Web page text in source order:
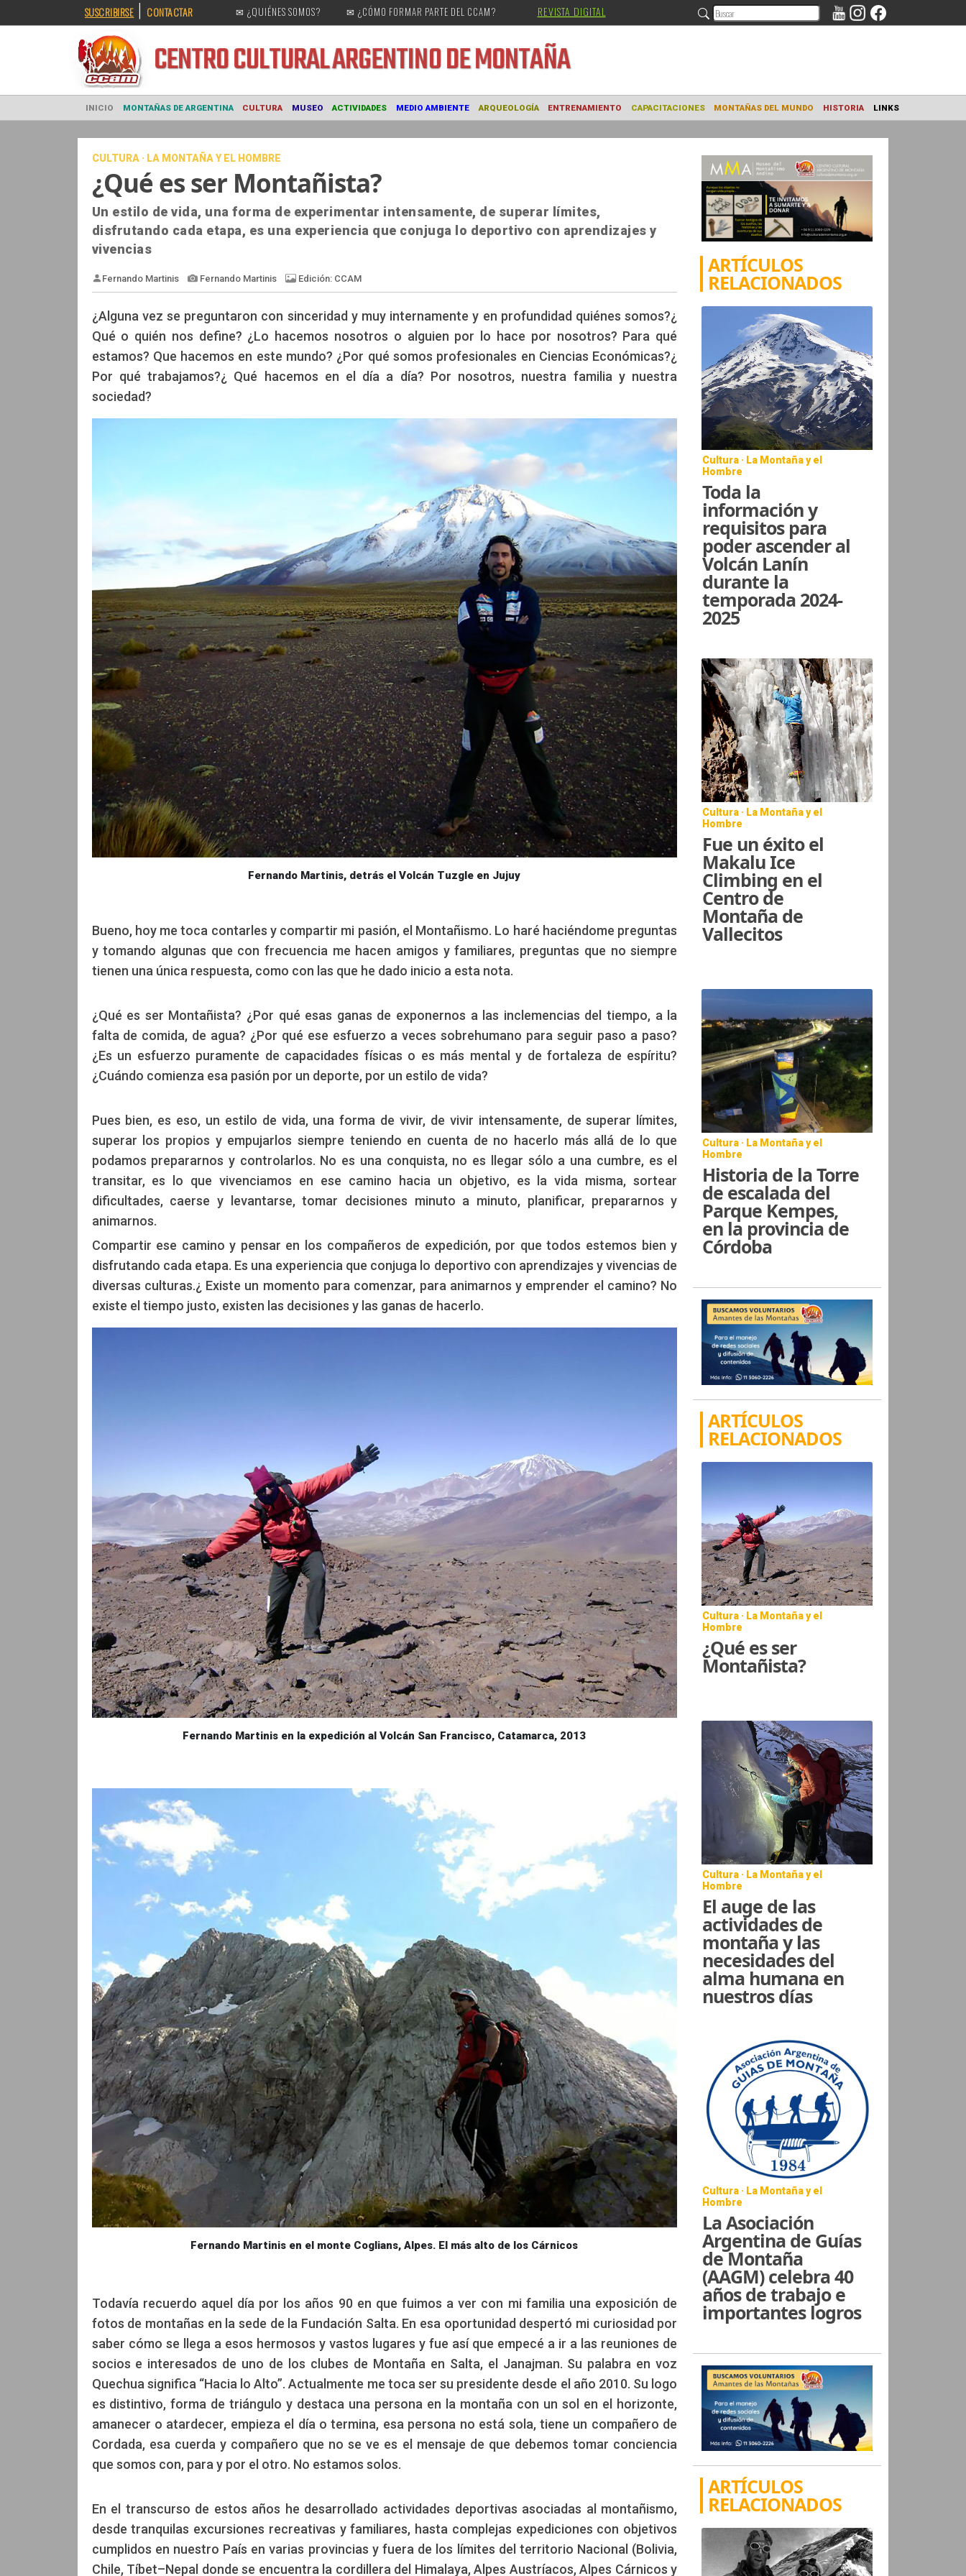
SUSCRIBIRSE | CONTACTAR ✉ ¿QUIÉNES SOMOS? ✉ ¿CÓMO FORMAR PARTE DEL CCAM? REVISTA DIGITAL
CENTRO CULTURALARGENTINO DE MONTAÑA
INICIO MONTAÑAS DE ARGENTINA CULTURA MUSEO ACTIVIDADES MEDIO AMBIENTE ARQUEOLOGÍA ENTRENAMIENTO CAPACITACIONES MONTAÑAS DEL MUNDO HISTORIA
CULTURA · LA MONTAÑA Y EL HOMBRE
¿Qué es ser Montañista?
Un estilo de vida, una forma de experimentar intensamente, de superar límites,
disfrutando cada etapa, es una experiencia que conjuga lo deportivo con aprendizajes y
vivencias
Fernando Martinis Fernando Martinis Edición: CCAM
¿Alguna vez se preguntaron con sinceridad y muy internamente y en profundidad quiénes somos?¿
Qué o quién nos define? ¿Lo hacemos nosotros o alguien por lo hace por nosotros? Para qué
estamos? Que hacemos en este mundo? ¿Por qué somos profesionales en Ciencias Económicas?¿
Por qué trabajamos?¿ Qué hacemos en el día a día? Por nosotros, nuestra familia y nuestra
sociedad?
Fernando Martinis, detrás el Volcán Tuzgle en Jujuy
Bueno, hoy me toca contarles y compartir mi pasión, el Montañismo. Lo haré haciéndome preguntas
y tomando algunas que con frecuencia me hacen amigos y familiares, preguntas que no siempre
tienen una única respuesta, como con las que he dado inicio a esta nota.
¿Qué es ser Montañista? ¿Por qué esas ganas de exponernos a las inclemencias del tiempo, a la
falta de comida, de agua? ¿Por qué ese esfuerzo a veces sobrehumano para seguir paso a paso?
¿Es un esfuerzo puramente de capacidades físicas o es más mental y de fortaleza de espíritu?
¿Cuándo comienza esa pasión por un deporte, por un estilo de vida?
Pues bien, es eso, un estilo de vida, una forma de vivir, de vivir intensamente, de superar límites,
superar los propios y empujarlos siempre teniendo en cuenta de no hacerlo más allá de lo que
podamos prepararnos y controlarlos. No es una conquista, no es llegar sólo a una cumbre, es el
transitar, es lo que vivenciamos en ese camino hacia un objetivo, es la vida misma, sortear
dificultades, caerse y levantarse, tomar decisiones minuto a minuto, planificar, prepararnos y
animarnos.
Compartir ese camino y pensar en los compañeros de expedición, por que todos estemos bien y
disfrutando cada etapa. Es una experiencia que conjuga lo deportivo con aprendizajes y vivencias de
diversas culturas.¿ Existe un momento para comenzar, para animarnos y emprender el camino? No
existe el tiempo justo, existen las decisiones y las ganas de hacerlo.
Fernando Martinis en la expedición al Volcán San Francisco, Catamarca, 2013
Fernando Martinis en el monte Coglians, Alpes. El más alto de los Cárnicos
Todavía recuerdo aquel día por los años 90 en que fuimos a ver con mi familia una exposición de
fotos de montañas en la sede de la Fundación Salta. En esa oportunidad despertó mi curiosidad por
saber cómo se llega a esos hermosos y vastos lugares y fue así que empecé a ir a las reuniones de
socios e interesados de uno de los clubes de Montaña en Salta, el Janajman. Su palabra en voz
Quechua significa “Hacia lo Alto”. Actualmente me toca ser su presidente desde el año 2010. Su logo
es distintivo, forma de triángulo y destaca una persona en la montaña con un sol en el horizonte,
amanecer o atardecer, empieza el día o termina, esa persona no está sola, tiene un compañero de
Cordada, esa cuerda y compañero que no se ve es el mensaje de que debemos tomar conciencia
que somos con, para y por el otro. No estamos solos.
En el transcurso de estos años he desarrollado actividades deportivas asociadas al montañismo,
desde tranquilas excursiones recreativas y familiares, hasta complejas expediciones con objetivos
cumplidos en nuestro País en varias provincias y fuera de los límites del territorio Nacional (Bolivia,
Chile, Tíbet–Nepal donde se encuentra la cordillera del Himalaya, Alpes Austríacos, Alpes Cárnicos y
ARTÍCULOS
RELACIONADOS
Cultura · La Montaña y el
Hombre
Toda la
información y
requisitos para
poder ascender al
Volcán Lanín
durante la
temporada 2024-
2025
Cultura · La Montaña y el
Hombre
Fue un éxito el
Makalu Ice
Climbing en el
Centro de
Montaña de
Vallecitos
Cultura · La Montaña y el
Hombre
Historia de la Torre
de escalada del
Parque Kempes,
en la provincia de
Córdoba
ARTÍCULOS
RELACIONADOS
Cultura · La Montaña y el
Hombre
¿Qué es ser
Montañista?
Cultura · La Montaña y el
Hombre
El auge de las
actividades de
montaña y las
necesidades del
alma humana en
nuestros días
Cultura · La Montaña y el
Hombre
La Asociación
Argentina de Guías
de Montaña
(AAGM) celebra 40
años de trabajo e
importantes logros
ARTÍCULOS
RELACIONADOS